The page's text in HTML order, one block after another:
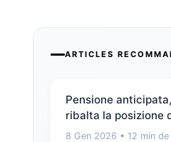
ARTICLES
Pensione
ribalta la posizione
8 Gen 2026 • 12 min